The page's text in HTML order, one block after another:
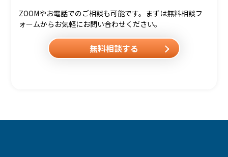
ZOOMやお電話でのご相談も可能です。まずは無料相談フ
ォームからお気軽にお問い合わせください。
無料相談する